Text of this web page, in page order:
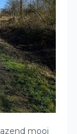
mooi